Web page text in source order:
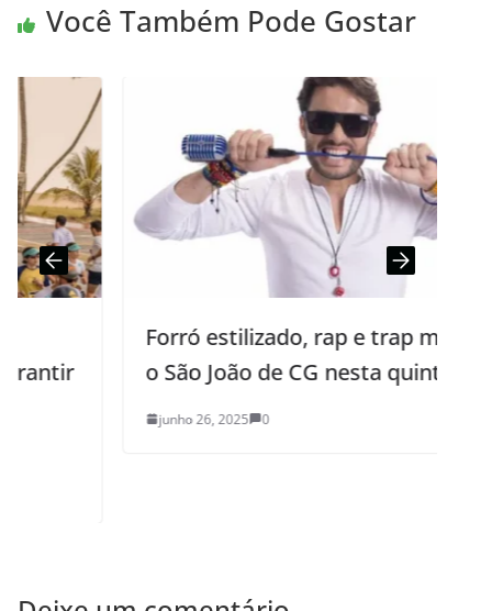
Você Também Pode Gostar
Forró estilizado, rap e trap marcam
o São João de CG nesta quinta-feira
junho 26, 2025 0